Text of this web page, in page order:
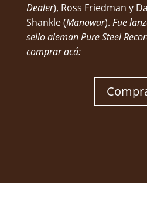
Dealer), Ross Friedman y
Shankle (Manowar). Fue
sello aleman Pure Steel
comprar acá: